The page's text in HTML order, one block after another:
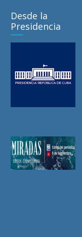
Desde la
Presidencia